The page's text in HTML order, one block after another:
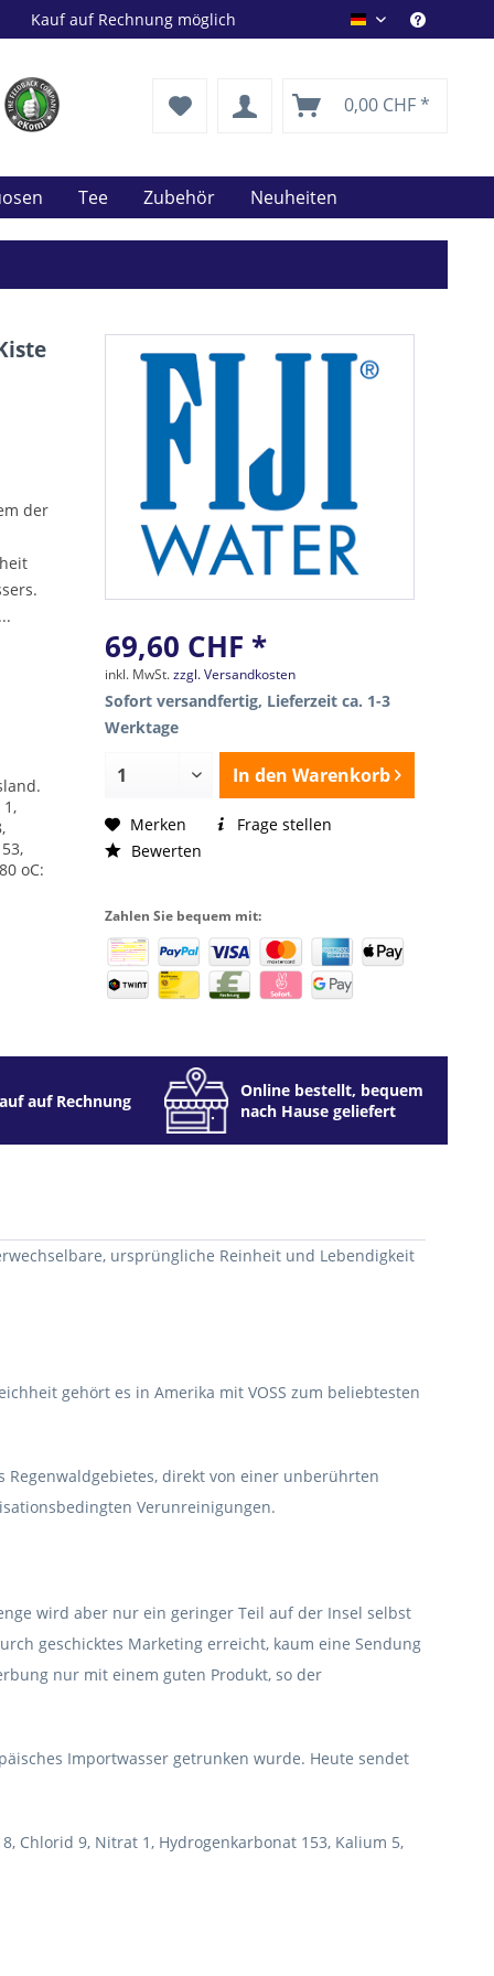
Kauf auf Rechnung möglich Drink Shop DE
0,00 CHF *
Tee Zubehör Neuheiten
der
oC:
69,60 CHF *
inkl. MwSt.zzgl. Versandkosten
Sofort versandfertig, Lieferzeit ca. 1-3
Werktage
In den Warenkorb
Merken
Bewerten
Frage stellen
Zahlen Sie bequem mit:
auf Rechnung
Online bestellt, bequem
nach Hause geliefert
ursprüngliche Reinheit und Lebendigkeit
gehört es in Amerika mit VOSS zum beliebtesten
Regenwaldgebietes, direkt von einer unberührten
Verunreinigungen.
wird aber nur ein geringer Teil auf der Insel selbst
geschicktes Marketing erreicht, kaum eine Sendung
nur mit einem guten Produkt, so der
Importwasser getrunken wurde. Heute sendet
Chlorid 9, Nitrat 1, Hydrogenkarbonat 153, Kalium 5,